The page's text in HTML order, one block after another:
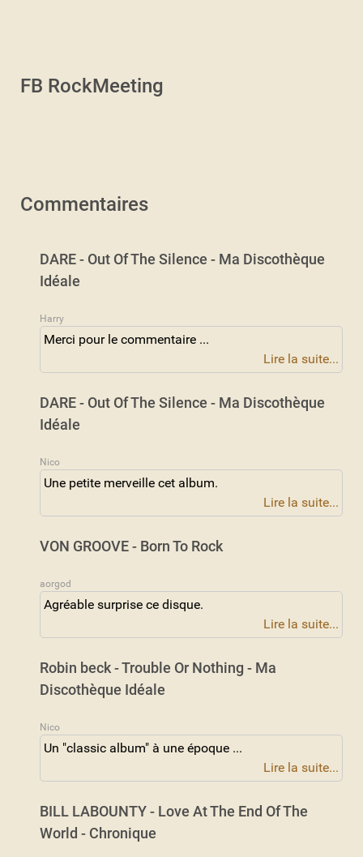
FB RockMeeting
Commentaires
DARE - Out Of The Silence - Ma Discothèque
Idéale
Harry
Merci pour le commentaire ...
Lire la suite...
DARE - Out Of The Silence - Ma Discothèque
Idéale
Nico
Une petite merveille cet album.
Lire la suite...
VON GROOVE - Born To Rock
aorgod
Agréable surprise ce disque.
Lire la suite...
Robin beck - Trouble Or Nothing - Ma
Discothèque Idéale
Nico
Un "classic album" à une époque ...
Lire la suite...
BILL LABOUNTY - Love At The End Of The
World - Chronique